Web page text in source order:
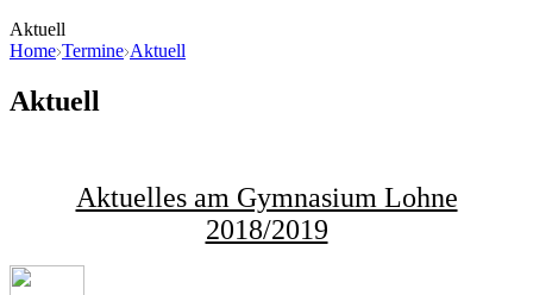
Aktuell
Home Termine Aktuell
Aktuell
Aktuelles am Gymnasium Lohne
2018/2019